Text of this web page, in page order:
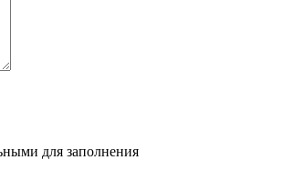
для заполнения